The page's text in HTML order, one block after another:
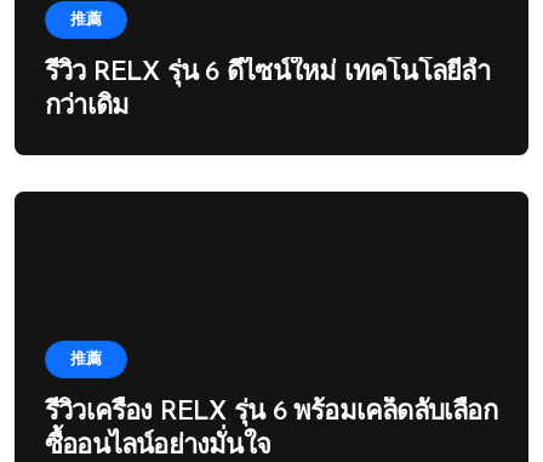
推薦
รีวิว RELX รุ่น 6 ดีไซน์ใหม่ เทคโนโลยีล้ำ
กว่าเดิม
推薦
รีวิวเครื่อง RELX รุ่น 6 พร้อมเคล็ดลับเลือก
ซื้ออนไลน์อย่างมั่นใจ